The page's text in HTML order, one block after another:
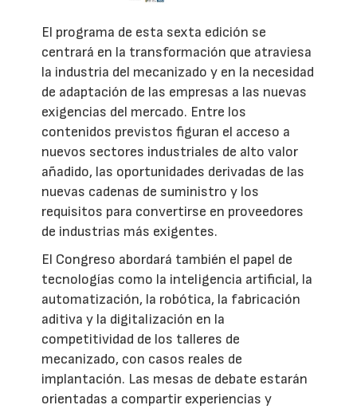
El programa de esta sexta edición se
centrará en la transformación que atraviesa
la industria del mecanizado y en la necesidad
de adaptación de las empresas a las nuevas
exigencias del mercado. Entre los
contenidos previstos figuran el acceso a
nuevos sectores industriales de alto valor
añadido, las oportunidades derivadas de las
nuevas cadenas de suministro y los
requisitos para convertirse en proveedores
de industrias más exigentes.
El Congreso abordará también el papel de
tecnologías como la inteligencia artificial, la
automatización, la robótica, la fabricación
aditiva y la digitalización en la
competitividad de los talleres de
mecanizado, con casos reales de
implantación. Las mesas de debate estarán
orientadas a compartir experiencias y